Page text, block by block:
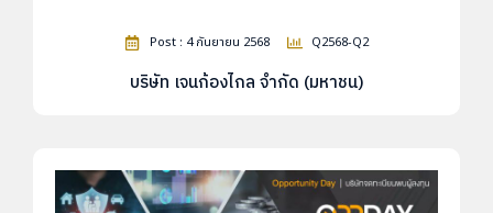
Post : 4 กันยายน 2568 Q2568-Q2
บริษัท เจนก้องไกล จำกัด (มหาชน)